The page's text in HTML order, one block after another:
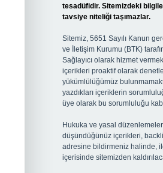
tesadüfidir. Sitemizdeki
tavsiye niteliği taşımazlar.
Sitemiz, 5651 Sayılı Kanun
ve İletişim Kurumu (BTK)
Sağlayıcı olarak hizmet
içerikleri proaktif olarak
yükümlülüğümüz
yazdıkları içeriklerin
üye olarak bu sorumluluğu
Hukuka ve yasal
düşündüğünüz içerikleri,
adresine bildirmeniz halinde,
içerisinde sitemizden